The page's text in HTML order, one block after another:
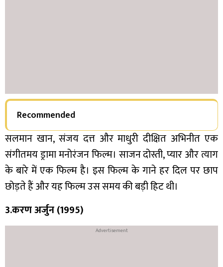
Recommended
सलमान खान, संजय दत्त और माधुरी दीक्षित अभिनीत एक
संगीतमय ड्रामा मनोरंजन फिल्म। साजन दोस्ती, प्यार और त्याग
के बारे में एक फिल्म है। इस फिल्म के गाने हर दिल पर छाप
छोड़ते हैं और यह फिल्म उस समय की बड़ी हिट थी।
3.करण अर्जुन (1995)